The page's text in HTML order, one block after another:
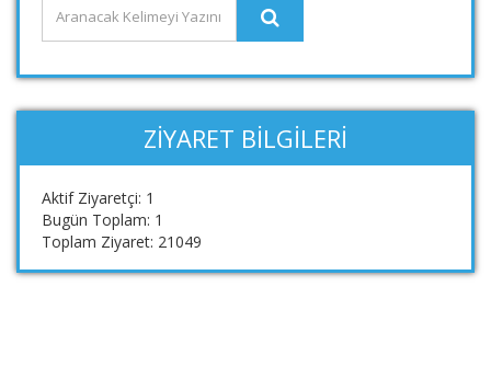
ZIYARET BILGILERI
Aktif Ziyaretçi: 1
Bugün Toplam: 1
Toplam Ziyaret: 21049